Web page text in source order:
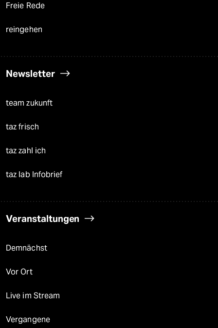
Freie Rede
reingehen
Newsletter
team zukunft
taz frisch
taz zahl ich
taz lab Infobrief
Veranstaltungen
Demnächst
Vor Ort
Live im Stream
Vergangene